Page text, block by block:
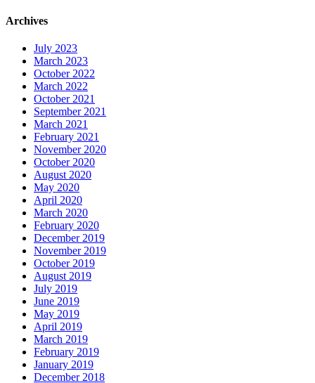
Archives
July 2023
March 2023
October 2022
March 2022
October 2021
September 2021
March 2021
February 2021
November 2020
October 2020
August 2020
May 2020
April 2020
March 2020
February 2020
December 2019
November 2019
October 2019
August 2019
July 2019
June 2019
May 2019
April 2019
March 2019
February 2019
January 2019
December 2018